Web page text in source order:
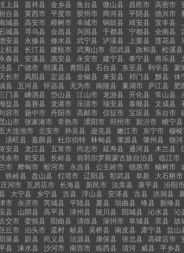
上县 嘉祥县 金乡县 鱼台县 微山县 昌邑市 高密市
台县 莱西市 平度市 胶州市 商河县 平阴县 德兴市
城县 高安市 樟树市 丰城市 铜鼓县 靖安县 宜丰县
城县 寻乌县 会昌县 兴国县 于都县 宁都县 全南县
安县 永修县 修水县 武宁县 泸溪县 上栗县 莲花县
上杭县 长汀县 建瓯市 武夷山市 邵武县 政和县 松溪县
春县 安溪县 惠安县 永安市 建宁县 泰宁县 将乐县
县 广德市 郎溪县 青阳县 石台县 东至县 利辛县 蒙
长市 凤阳县 定远县 全椒县 来安县 祁门县 黟县 休
县 五河县 怀远县 无为市 南陵县 巢湖市 庐江县 肥
门县 嵊泗县 岱山县 江山市 龙游县 开化县 常山县
盐县 嘉善县 龙港市 乐清市 瑞安县 泰顺县 文成县
容市 扬中市 丹阳市 高邮市 仪征市 宝应县 东台市
山市 张家港市 常熟市 溧阳市 邳州市 新沂市 睢宁县
大连池市 北安市 孙吴县 逊克县 嫩江市 东宁市 穆棱
汤旺县 嘉荫县 杜尔伯特 林甸县 肇源县 肇州县 饶
安县 龙江县 五常市 尚志市 延寿县 通河县 木兰县
余市 乾安县 长岭县 前郭尔罗斯蒙古族自治县 临江市
市 桦甸市 蛟河市 永吉县 公主岭市 德惠市 榆树市
铁岭县 盘山县 灯塔市 辽阳县 彰武县 阜新 大石桥市
庄河市 瓦房店市 长海县 新民市 法库县 康平县 汾阳市
大宁县 乡宁县 吉县 浮山县 安泽县 古县 洪洞县
市 永济市 芮城县 平陆县 夏县 垣曲县 绛县 新绛县
县 山阴县 高平县 泽州县 陵川县 阳城县 沁水县 沁
交市 娄烦县 阳曲县 清徐县 深州市 阜城县 景县 故
丘市 泊头市 孟村 献县 吴桥县 南皮县 肃宁县 盐山
阳泉县 蔚县 尚义县 沽源县 康保县 张北县 高碑店市
县 涞水县 沙河市 南宫市 临西县 清河 威县 平乡县